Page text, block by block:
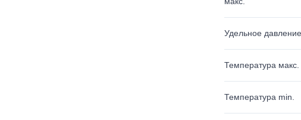
Удельное давление
Температура макс.
Температура min.